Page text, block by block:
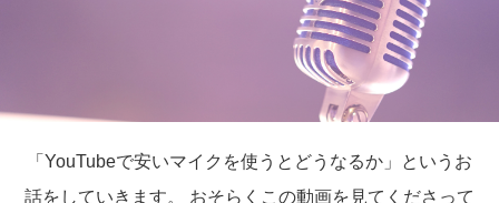
「YouTubeで安いマイクを使うとどうなるか」というお
話をしていきます。 おそらくこの動画を見てくださって